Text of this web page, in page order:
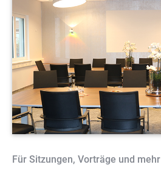
Für Sitzungen, Vorträge und mehr